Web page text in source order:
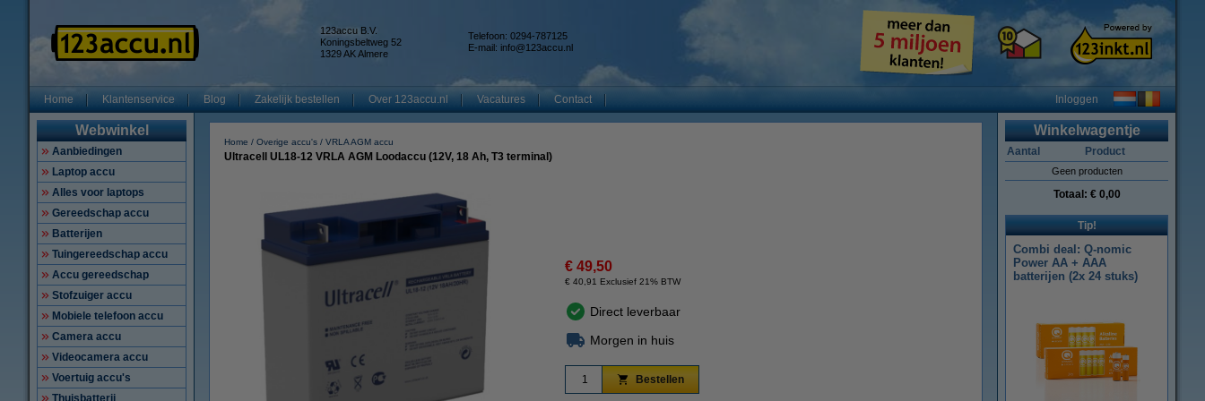
123accu B.V.
Koningsbeltweg 52
1329 AK Almere
Telefoon: 0294-787125
E-mail: info@123accu.nl
Home Klantenservice Blog Zakelijk bestellen Over 123accu.nl Vacatures Contact Inloggen
Webwinkel
Aanbiedingen
Laptop accu
Alles voor laptops
Gereedschap accu
Batterijen
Tuingereedschap accu
Accu gereedschap
Stofzuiger accu
Mobiele telefoon accu
Camera accu
Videocamera accu
Voertuig accu's
Thuisbatterij
Home Overige accu's VRLA AGM accu
Ultracell UL18-12 VRLA AGM Loodaccu (12V, 18 Ah, T3 terminal)
€ 49,50
€ 40,91 Exclusief 21% BTW
Direct leverbaar
Morgen in huis
Bestellen
Winkelwagentje
Aantal Product
Geen producten
Totaal: € 0,00
Tip!
Combi deal: Q-nomic
Power AA + AAA
batterijen (2x 24 stuks)